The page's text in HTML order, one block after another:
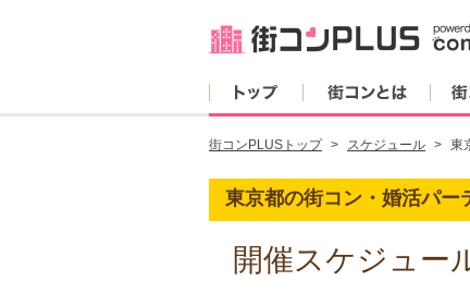
街コンとは
街コンPLUSトップ スケジュール 東
東京都の街コン・婚活パー
開催スケジュー